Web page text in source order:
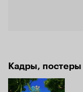
Кадры, постеры